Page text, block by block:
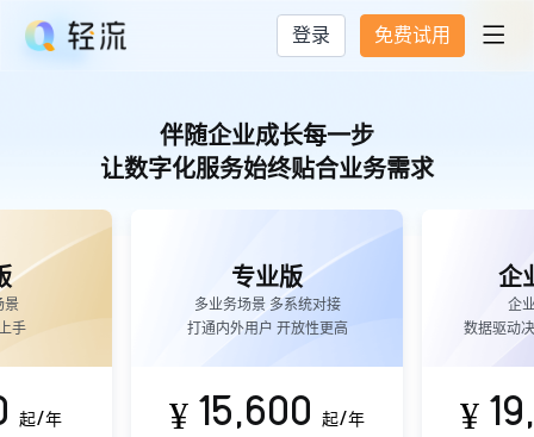
登录 免费试用 
伴随企业成长每一步
让数字化服务始终贴合业务需求
景
手
起/年
专业版
多业务场景 多系统对接
打通内外用户 开放性更高
¥ 15,600 起/年
企
企
数据驱动
¥